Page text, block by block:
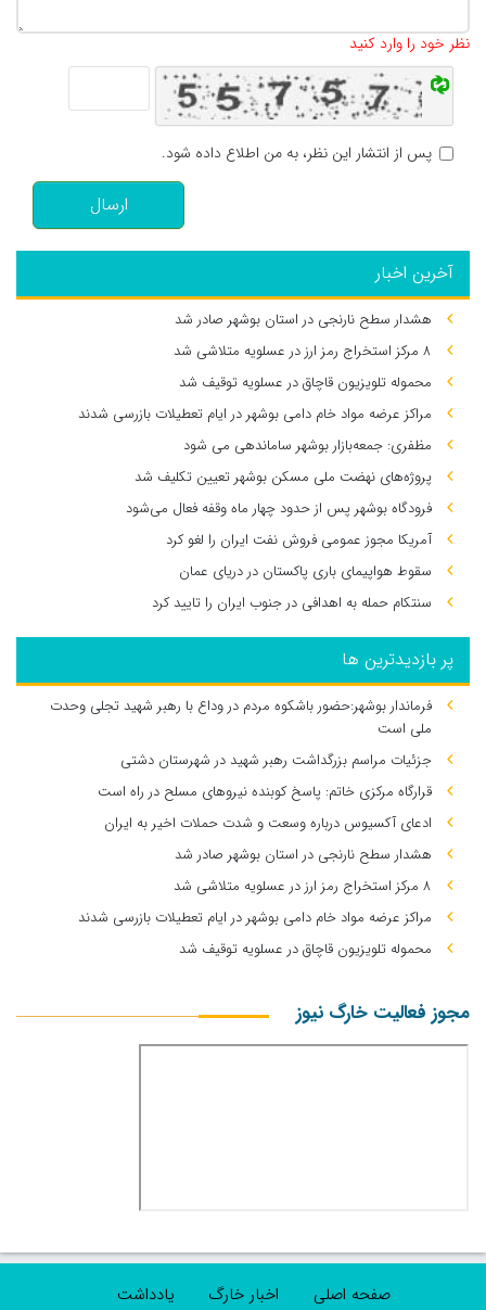
نظر خود را وارد کنید
پس از انتشار این نظر، به من اطلاع داده شود.
ارسال
آخرین اخبار
هشدار سطح نارنجی در استان بوشهر صادر شد
۸ مرکز استخراج رمز ارز در عسلویه متلاشی شد
محموله تلویزیون قاچاق در عسلویه توقیف شد
مراکز عرضه مواد خام دامی بوشهر در ایام تعطیلات بازرسی شدند
مظفری: جمعه‌بازار بوشهر ساماندهی می‌ شود
پروژه‌های نهضت ملی مسکن بوشهر تعیین تکلیف شد
فرودگاه بوشهر پس از حدود چهار ماه وقفه فعال می‌شود
آمریکا مجوز عمومی فروش نفت ایران را لغو کرد
سقوط هواپیمای باری پاکستان در دریای عمان
سنتکام حمله به اهدافی در جنوب ایران را تایید کرد
پر بازدیدترین ها
فرماندار بوشهر:حضور باشکوه مردم در وداع با رهبر شهید تجلی وحدت
ملی است
جزئیات مراسم بزرگداشت رهبر شهید در شهرستان دشتی
قرارگاه مرکزی خاتم: پاسخ کوبنده نیروهای مسلح در راه است
ادعای آکسیوس درباره وسعت و شدت حملات اخیر به ایران
هشدار سطح نارنجی در استان بوشهر صادر شد
۸ مرکز استخراج رمز ارز در عسلویه متلاشی شد
مراکز عرضه مواد خام دامی بوشهر در ایام تعطیلات بازرسی شدند
محموله تلویزیون قاچاق در عسلویه توقیف شد
مجوز فعالیت خارگ نیوز
صفحه اصلی اخبار خارگ یادداشت